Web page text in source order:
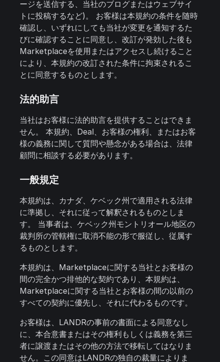
ージを送信する、当社のブログまたはウェブサイ
トに投稿するなど)。 お客様は本規約の条件を随時
確認し、いずれにしても当社が変更を通知するた
びに確認することに同意し、改訂が発効した後も
Marketplaceを使用またはアクセスし続けること
により、本規約の改訂された条件に拘束されるこ
とに同意するものとします。
法的助言
当社はお客様に法的助言を提供することはできま
せん。 本規約、Deal、お客様の権利、またはお客
様の義務に関して質問や懸念がある場合は、法律
顧問に相談する必要があります。
一般規定
本規約は、カナダ、ケベック州で適用される法律
に準拠し、それに従って解釈されるものとしま
す。 当事者は、ケベック州モントリオール地区の
裁判所の管轄権に取消不能の形で服従し、従属す
るものとします。
本規約は、Marketplaceに関する当社とお客様の
間の完全かつ排他的な契約であり、本規約は、
Marketplaceに関する当社とお客様の間の以前の
すべての契約に優先し、それに代わるものです。
お客様は、LANDRの事前の書面による同意なし
に、本合意書またはその権利もしくは義務を第三
者に譲渡またはその他の方法で移転してはなりま
せん。この同意はLANDRの独自の裁量によりま